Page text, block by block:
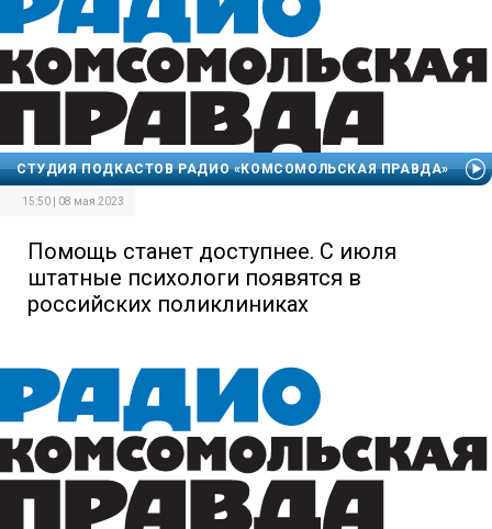
СТУДИЯ ПОДКАСТОВ РАДИО «КОМСОМОЛЬСКАЯ ПРАВДА»
15:50 | 08 мая 2023
Помощь станет доступнее. С июля
штатные психологи появятся в
российских поликлиниках